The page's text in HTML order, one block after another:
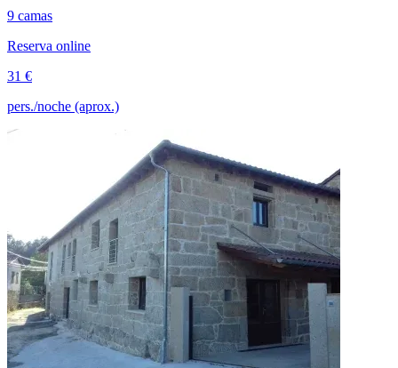
9 camas
Reserva online
31 €
pers./noche (aprox.)